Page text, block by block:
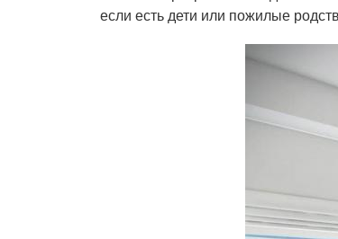
если есть дети или пожилые